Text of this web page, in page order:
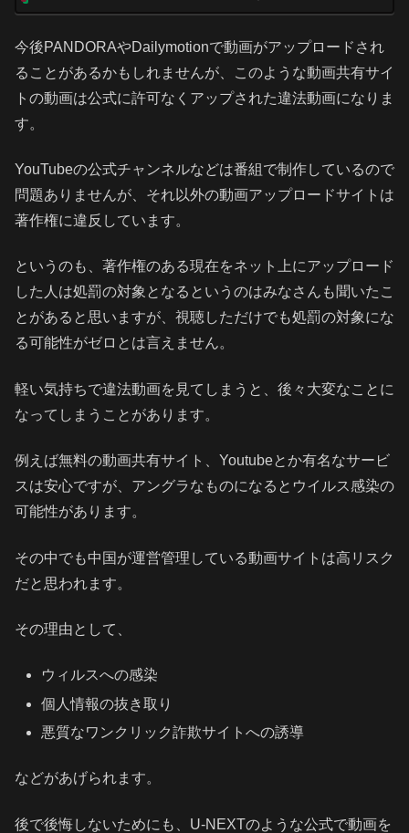
今後PANDORAやDailymotionで動画がアップロードされ
ることがあるかもしれませんが、このような動画共有サイ
トの動画は公式に許可なくアップされた違法動画になりま
す。
YouTubeの公式チャンネルなどは番組で制作しているので
問題ありませんが、それ以外の動画アップロードサイトは
著作権に違反しています。
というのも、著作権のある現在をネット上にアップロード
した人は処罰の対象となるというのはみなさんも聞いたこ
とがあると思いますが、視聴しただけでも処罰の対象にな
る可能性がゼロとは言えません。
軽い気持ちで違法動画を見てしまうと、後々大変なことに
なってしまうことがあります。
例えば無料の動画共有サイト、Youtubeとか有名なサービ
スは安心ですが、アングラなものになるとウイルス感染の
可能性があります。
その中でも中国が運営管理している動画サイトは高リスク
だと思われます。
その理由として、
ウィルスへの感染
個人情報の抜き取り
悪質なワンクリック詐欺サイトへの誘導
などがあげられます。
後で後悔しないためにも、U-NEXTのような公式で動画を